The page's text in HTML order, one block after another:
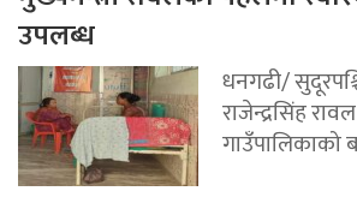
उपलब्ध
धनगढी/
राजेन्द्रसिंह
गाउँपालिकाको